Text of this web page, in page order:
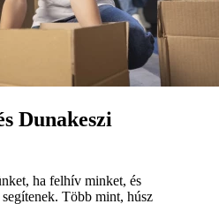
Dunakeszi
ha felhív minket, és
Több mint, húsz